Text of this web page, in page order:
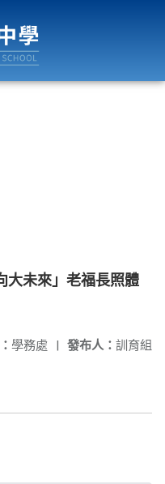
大未來」老福長照體
發布人： 訓育組
學務處 |